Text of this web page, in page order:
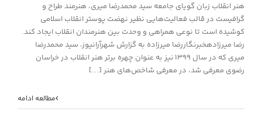
هنر انقلاب زبان گویای جامعه سید محمدرضا میری، هنرمند طراح و
گرافیست در قالب فعالیت‌هایی نظیر نهضت پوستر انقلاب اسلامی
کوشیده است تا نوعی همراهی و وحدت بین هنرمندان انقلاب ایجاد کند.
رضا میرزادهخبرنگاررضا میرزاده به گزارش شهرآرانیوز، سید محمدرضا
میری که در سال ۱۳۹۹ نیز به عنوان چهره برتر هنر انقلاب در خراسان
رضوی معرفی شد، در معرفی شاخص‌های هنر [...]
مطالعه ادامه